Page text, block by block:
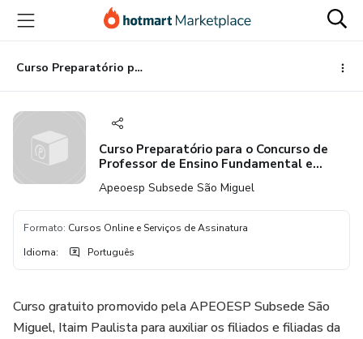
para
conteúdo
principal
para
pagamento
para
rodapé
Curso Preparatório para o Concurso de Professor de Ensino Fundamental e Médio
Curso Preparatório para o Concurso de
Professor de Ensino Fundamental e
Apeoesp Subsede São Miguel
Formato: Cursos Online e Serviços de Assinatura
Idioma: Português
Curso gratuito promovido pela APEOESP Subsede São
Miguel, Itaim Paulista para auxiliar os filiados e filiadas da